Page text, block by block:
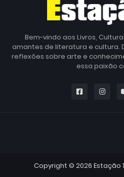
Bem-vindo aos Livros,
amantes de literatura e cultura.
reflexões sobre arte e
essa paixão
Copyright © 2026 Estação